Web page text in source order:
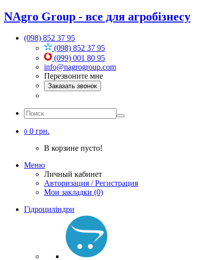
NAgro Group - все для агробізнесу
(098) 852 37 95
(098) 852 37 95
(099) 001 80 95
info@nagrogroup.com
Перезвоните мне
Заказать звонок
0 0 грн.
В корзине пусто!
Меню
Личный кабинет
Авторизация / Регистрация
Мои закладки (0)
Гідроциліндри